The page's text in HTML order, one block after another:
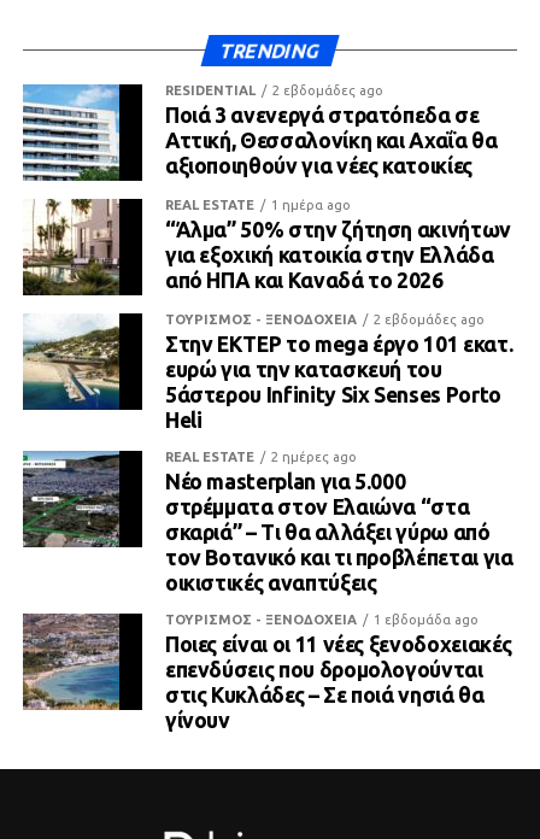
TRENDING
RESIDENTIAL 2 εβδομάδες ago
Ποιά 3 ανενεργά στρατόπεδα σε
Αττική, Θεσσαλονίκη και Αχαΐα θα
αξιοποιηθούν για νέες κατοικίες
REAL ESTATE 1 ημέρα ago
“Άλμα” 50% στην ζήτηση ακινήτων
για εξοχική κατοικία στην Ελλάδα
από ΗΠΑ και Καναδά το 2026
ΤΟΥΡΙΣΜΟΣ - ΞΕΝΟΔΟΧΕΙΑ 2 εβδομάδες ago
Στην ΕΚΤΕΡ το mega έργο 101 εκατ.
ευρώ για την κατασκευή του
5άστερου Infinity Six Senses Porto
Heli
REAL ESTATE 2 ημέρες ago
Νέο masterplan για 5.000
στρέμματα στον Ελαιώνα “στα
σκαριά” – Τι θα αλλάξει γύρω από
τον Βοτανικό και τι προβλέπεται για
οικιστικές αναπτύξεις
ΤΟΥΡΙΣΜΟΣ - ΞΕΝΟΔΟΧΕΙΑ 1 εβδομάδα ago
Ποιες είναι οι 11 νέες ξενοδοχειακές
επενδύσεις που δρομολογούνται
στις Κυκλάδες – Σε ποιά νησιά θα
γίνουν